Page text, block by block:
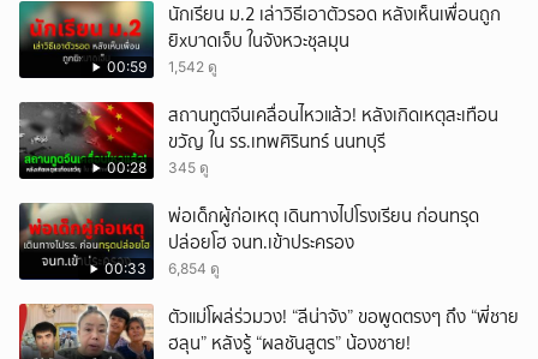
00:59
นักเรียน ม.2 เล่าวิธีเอาตัวรอด หลังเห็นเพื่อนถูก
ยิxบาดเจ็บ ในจังหวะชุลมุน
1,542 ดู
00:28
สถานทูตจีนเคลื่อนไหวแล้ว! หลังเกิดเหตุสะเทือน
ขวัญ ใน รร.เทพศิรินทร์ นนทบุรี
345 ดู
00:33
พ่อเด็กผู้ก่อเหตุ เดินทางไปโรงเรียน ก่อนทรุด
ปล่อยโฮ จนท.เข้าประครอง
6,854 ดู
ตัวแม่โผล่ร่วมวง! “ลีน่าจัง” ขอพูดตรงๆ ถึง “พี่ชาย
ฮลุน” หลังรู้ “ผลชันสูตร” น้องชาย!